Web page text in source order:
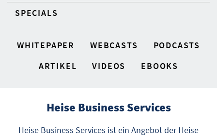
SPECIALS
WHITEPAPER WEBCASTS
PODCASTS
ARTIKEL
VIDEOS EBOOKS
Heise Business Services
Heise Business Services ist ein Angebot der Heise